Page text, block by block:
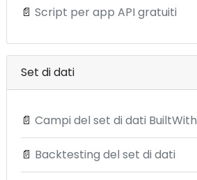
📄 Script per app API gratuiti
Set di dati
📄 Campi del set di dati BuiltWith
📄 Backtesting del set di dati